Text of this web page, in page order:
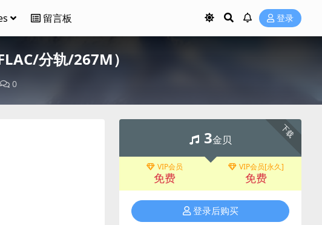
留言板 登录
分轨/267M）
0
下载
3金贝
VIP会员
免费
VIP会员[永久]
免费
登录后购买